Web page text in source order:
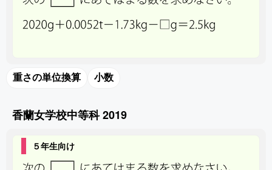
重さの単位換算 小数
香蘭女学校中等科 2019
５年生向け